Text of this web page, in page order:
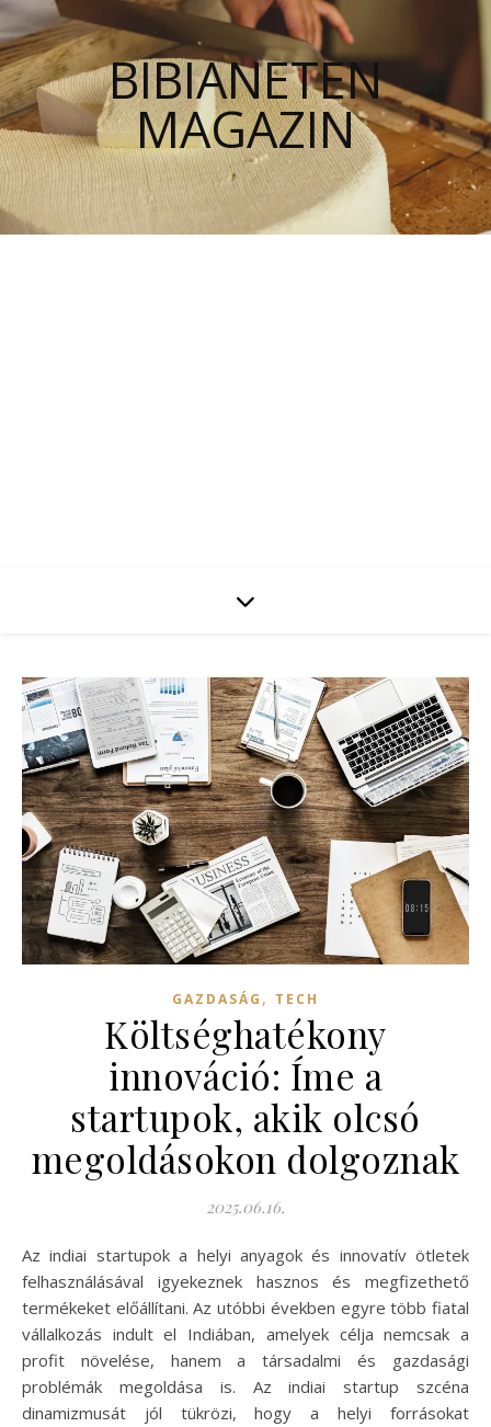
BIBIANETEN
MAGAZIN
GAZDASÁG , TECH
Költséghatékony
innováció: Íme a
startupok, akik olcsó
megoldásokon dolgoznak
2025.06.16.
Az indiai startupok a helyi anyagok és innovatív ötletek
felhasználásával igyekeznek hasznos és megfizethető
termékeket előállítani. Az utóbbi években egyre több fiatal
vállalkozás indult el Indiában, amelyek célja nemcsak a
profit növelése, hanem a társadalmi és gazdasági
problémák megoldása is. Az indiai startup szcéna
dinamizmusát jól tükrözi, hogy a helyi forrásokat